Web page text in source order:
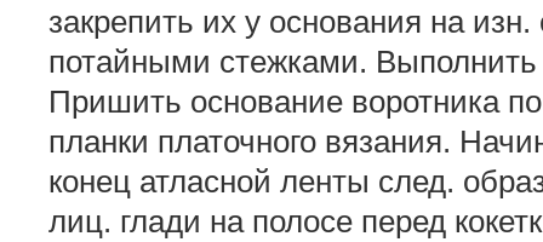
закрепить их у основания на
потайными стежками.
Пришить основание воротника
планки платочного вязания.
конец атласной ленты след.
лиц. глади на полосе перед